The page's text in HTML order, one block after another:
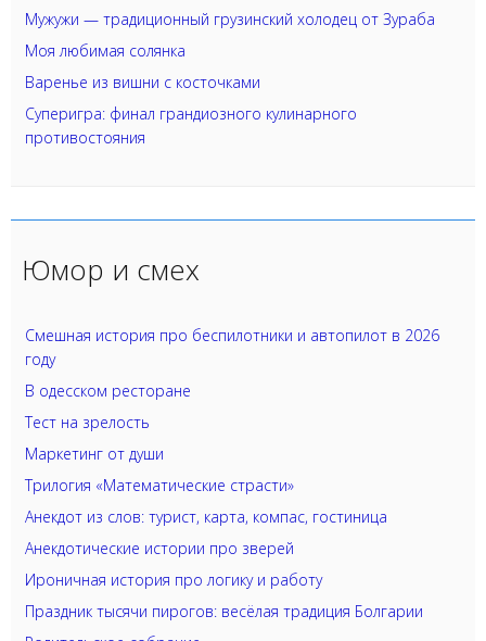
Мужужи — традиционный грузинский холодец от Зураба
Моя любимая солянка
Варенье из вишни с косточками
Суперигра: финал грандиозного кулинарного
противостояния
Юмор и смех
Смешная история про беспилотники и автопилот в 2026
году
В одесском ресторане
Тест на зрелость
Маркетинг от души
Трилогия «Математические страсти»
Анекдот из слов: турист, карта, компас, гостиница
Анекдотические истории про зверей
Ироничная история про логику и работу
Праздник тысячи пирогов: весёлая традиция Болгарии